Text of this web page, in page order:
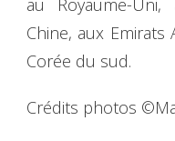
Chine, aux
Corée du sud.
Crédits photos